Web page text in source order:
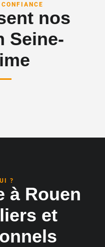
nos
Seine-
?
à Rouen
et